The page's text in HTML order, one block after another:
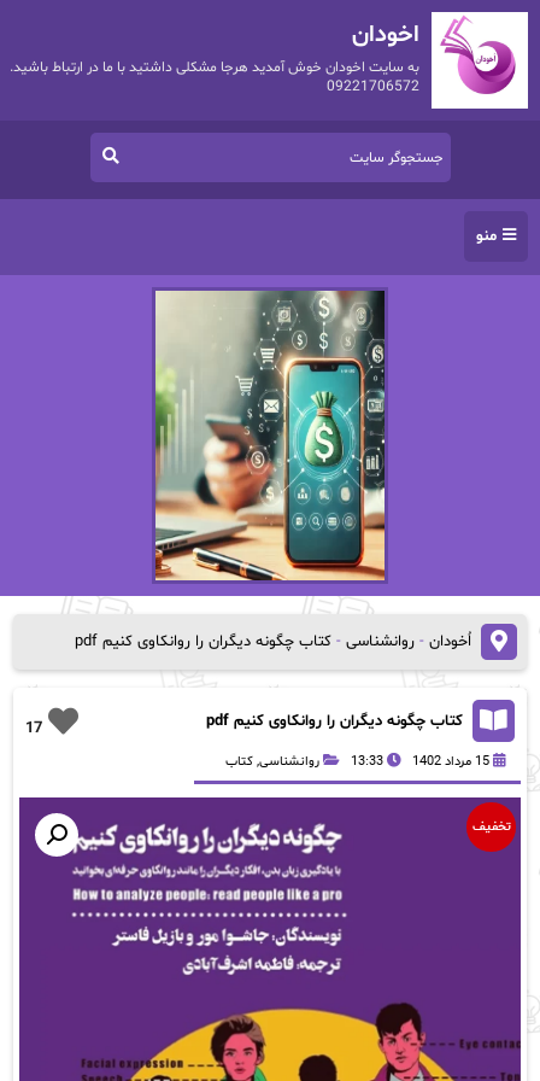
اخودان
به سایت اخودان خوش آمدید هرجا مشکلی داشتید با ما در ارتباط باشید.
09221706572
منو
اُخودان- روانشناسی- کتاب چگونه دیگران را روانکاوی کنیم pdf
17 کتاب چگونه دیگران را روانکاوی کنیم pdf
15 مرداد 1402 13:33 روانشناسی, کتاب
تخفیف